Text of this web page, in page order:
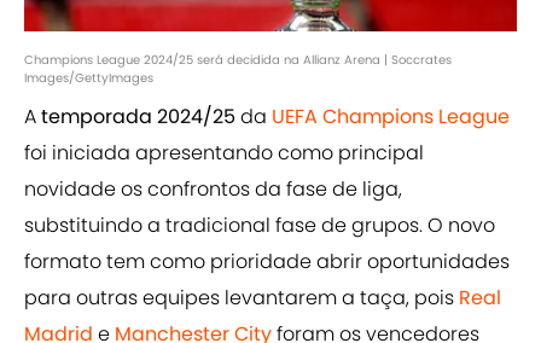
Champions League 2024/25 será decidida na Allianz Arena | Soccrates
Images/GettyImages
Atemporada 2024/25 da UEFA Champions League
foi iniciada apresentando como principal
novidade os confrontos da fase de liga,
substituindo a tradicional fase de grupos. O novo
formato tem como prioridade abrir oportunidades
para outras equipes levantarem a taça, pois Real
Madrid e Manchester Cityforam os vencedores